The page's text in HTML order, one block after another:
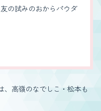
の試みのおからパウダ
、高嶺のなでしこ・松本も